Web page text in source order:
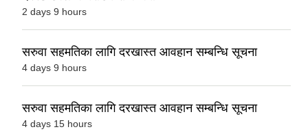
2 days 9 hours
सरुवा सहमतिका लागि दरखास्त आवहान सम्बन्धि सूचना
4 days 9 hours
सरुवा सहमतिका लागि दरखास्त आवहान सम्बन्धि सूचना
4 days 15 hours